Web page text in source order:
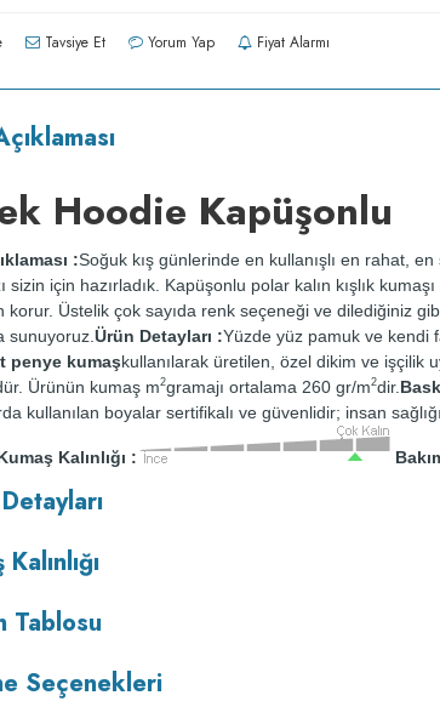
Tavsiye Et Yorum Yap Fiyat Alarmı
Hoodie Kapüşonlu
:Soğuk kış günlerinde en kullanışlı en rahat, en
sizin için hazırladık. Kapüşonlu polar kalın kışlık
korur. Üstelik çok sayıda renk seçeneği ve dilediğiniz
sunuyoruz. Ürün Detayları :Yüzde yüz pamuk ve kendi
penye kumaşkullanılarak üretilen, özel dikim ve işçilik
Ürünün kumaş m2gramajı ortalama 260 gr/m2dir.
kullanılan boyalar sertifikalı ve güvenlidir; insan
Kalınlığı :
kurutulmaz.
Tablosu
Seçenekleri